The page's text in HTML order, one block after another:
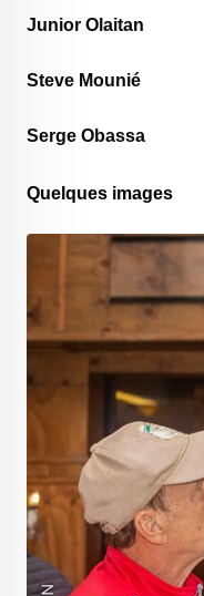
Junior Olaitan
Steve Mounié
Serge Obassa
Quelques images